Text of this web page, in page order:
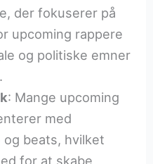
der fokuserer på
upcoming rappere
og politiske emner
: Mange upcoming
med
beats, hvilket
for at skabe